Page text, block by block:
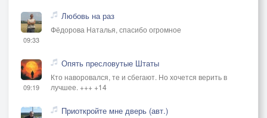
09:33
Любовь на раз
Фёдорова Наталья, спасибо огромное
09:19
Опять пресловутые Штаты
Кто наворовался, те и сбегают. Но хочется верить в
лучшее. +++ +14
Приоткройте мне дверь (авт.)